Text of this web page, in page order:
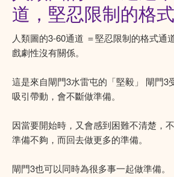
道，堅忍限制的格
人類圖的3-60通道 ＝堅忍限制的格式通
戲劇性沒有關係。
這是來自閘門3水雷屯的「堅毅」 閘門3
吸引帶動，會不斷做準備。
因當要開始時，又會感到困難不清楚，
準備不夠，而回去做更多的準備。
閘門3也可以同時為很多事一起做準備。